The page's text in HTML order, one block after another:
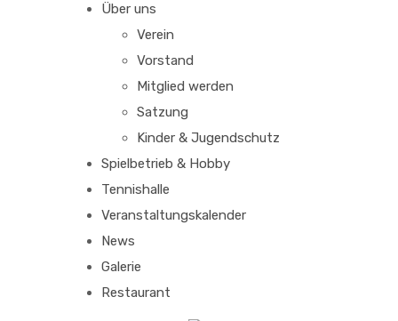
Über uns
Verein
Vorstand
Mitglied werden
Satzung
Kinder & Jugendschutz
Spielbetrieb & Hobby
Tennishalle
Veranstaltungskalender
News
Galerie
Restaurant